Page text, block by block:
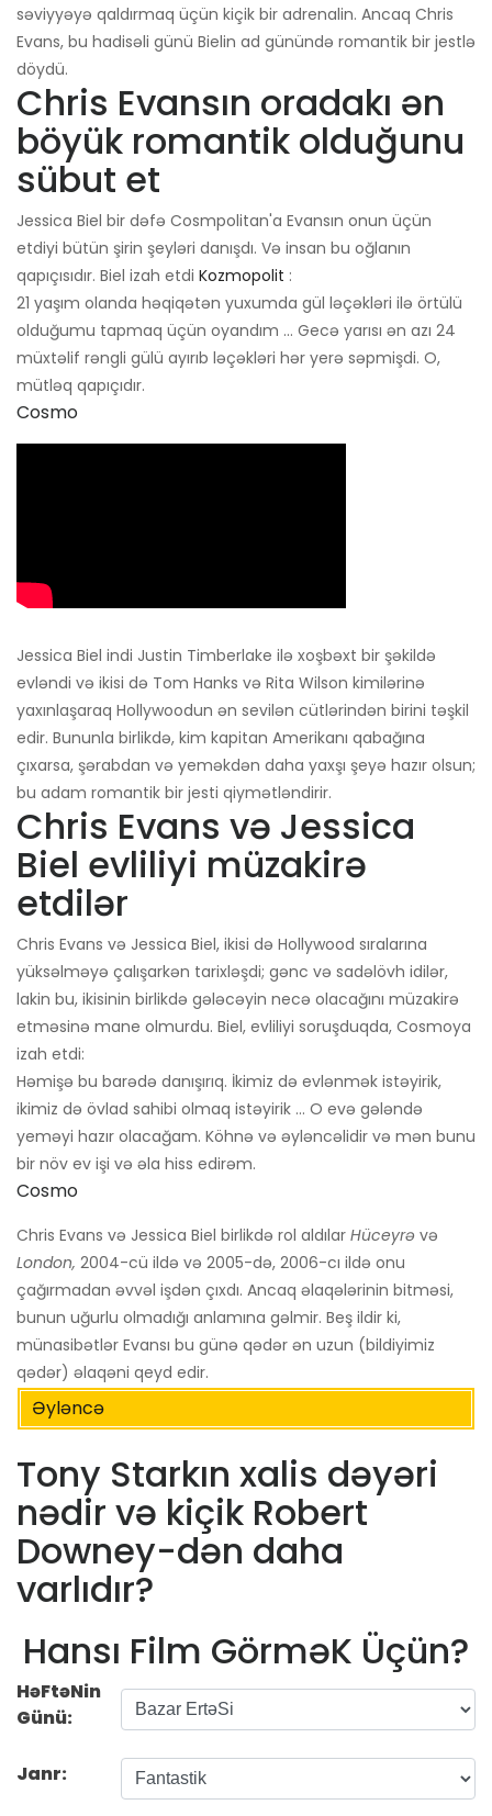
səviyyəyə qaldırmaq üçün kiçik bir adrenalin. Ancaq Chris
Evans, bu hadisəli günü Bielin ad günündə romantik bir jestlə
döydü.
Chris Evansın oradakı ən
böyük romantik olduğunu
sübut et
Jessica Biel bir dəfə Cosmpolitan'a Evansın onun üçün
etdiyi bütün şirin şeyləri danışdı. Və insan bu oğlanın
qapıçısıdır. Biel izah etdi Kozmopolit :
21 yaşım olanda həqiqətən yuxumda gül ləçəkləri ilə örtülü
olduğumu tapmaq üçün oyandım ... Gecə yarısı ən azı 24
müxtəlif rəngli gülü ayırıb ləçəkləri hər yerə səpmişdi. O,
mütləq qapıçıdır.
Cosmo
Jessica Biel indi Justin Timberlake ilə xoşbəxt bir şəkildə
evləndi və ikisi də Tom Hanks və Rita Wilson kimilərinə
yaxınlaşaraq Hollywoodun ən sevilən cütlərindən birini təşkil
edir. Bununla birlikdə, kim kapitan Amerikanı qabağına
çıxarsa, şərabdan və yeməkdən daha yaxşı şeyə hazır olsun;
bu adam romantik bir jesti qiymətləndirir.
Chris Evans və Jessica
Biel evliliyi müzakirə
etdilər
Chris Evans və Jessica Biel, ikisi də Hollywood sıralarına
yüksəlməyə çalışarkən tarixləşdi; gənc və sadəlövh idilər,
lakin bu, ikisinin birlikdə gələcəyin necə olacağını müzakirə
etməsinə mane olmurdu. Biel, evliliyi soruşduqda, Cosmoya
izah etdi:
Həmişə bu barədə danışırıq. İkimiz də evlənmək istəyirik,
ikimiz də övlad sahibi olmaq istəyirik ... O evə gələndə
yeməyi hazır olacağam. Köhnə və əyləncəlidir və mən bunu
bir növ ev işi və əla hiss edirəm.
Cosmo
Chris Evans və Jessica Biel birlikdə rol aldılar Hüceyrə və
London, 2004-cü ildə və 2005-də, 2006-cı ildə onu
çağırmadan əvvəl işdən çıxdı. Ancaq əlaqələrinin bitməsi,
bunun uğurlu olmadığı anlamına gəlmir. Beş ildir ki,
münasibətlər Evansı bu günə qədər ən uzun (bildiyimiz
qədər) əlaqəni qeyd edir.
Əyləncə
Tony Starkın xalis dəyəri
nədir və kiçik Robert
Downey-dən daha
varlıdır?
Hansı Film GörməK Üçün?
HəFtəNin
Günü:
Janr: